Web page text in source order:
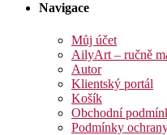
Navigace
Můj účet
AilyArt – ručně
Autor
Klientský portál
Košík
Obchodní
Podmínky